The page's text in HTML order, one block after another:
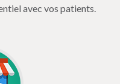
avec vos patients.